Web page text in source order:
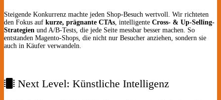
Steigende Konkurrenz machte jeden Shop-Besuch wertvoll. Wir richteten
den Fokus auf kurze, prägnante CTAs , intelligente Cross- & Up-Selling-
Strategien und A/B-Tests, die jede Seite messbar besser machen. So
entstanden Magento-Shops, die nicht nur Besucher anziehen, sondern sie
auch in Käufer verwandeln.
Next Level: Künstliche Intelligenz